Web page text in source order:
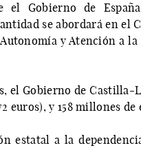
Gobierno de
se abordará en el
y Atención a
el Gobierno de
euros), y 158 millones
estatal a la